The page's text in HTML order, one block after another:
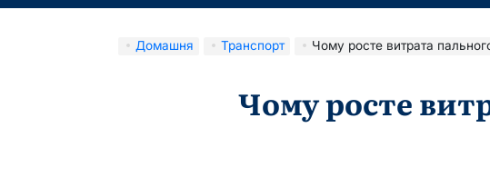
Домашня Транспорт Чому росте витрата
Чому росте